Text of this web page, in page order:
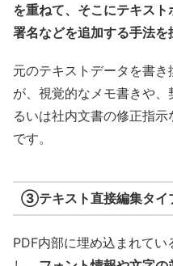
を重ねて、そこにテキス
署名などを追加する手法を
元のテキストデータを書
が、視覚的なメモ書きや
るいは社内文書の修正指
です。
③テキスト直接編集タイ
PDF内部に埋め込まれて